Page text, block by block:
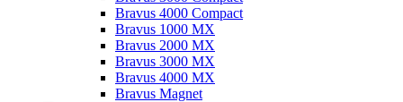
Bravus 4000 Compact
Bravus 1000 MX
Bravus 2000 MX
Bravus 3000 MX
Bravus 4000 MX
Bravus Magnet